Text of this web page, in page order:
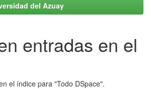
del Azuay
entradas en el
el índice para "Todo DSpace".